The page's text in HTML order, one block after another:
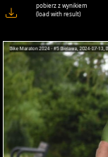
pobierz z wynikiem
(load with result)